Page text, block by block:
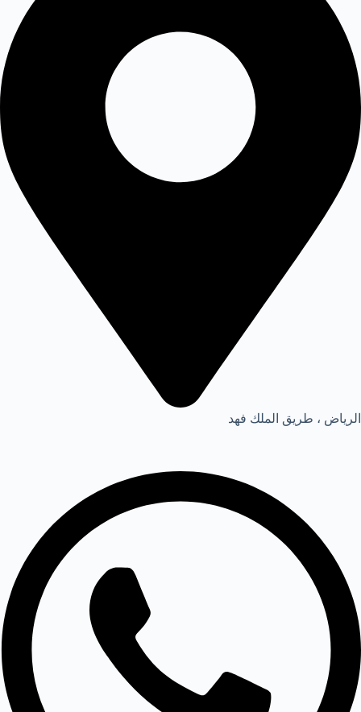
الرياض ، طريق الملك فهد